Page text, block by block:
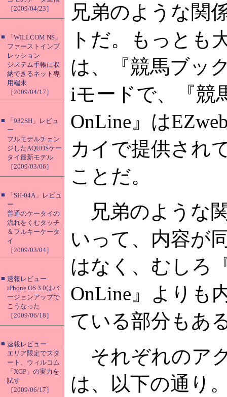
［2009/04/23］
■
「WILLCOM NS」
ファーストインプ
レッション
システム手帳に収
納できるネット専
用端末
［2009/04/17］
■
「932SH」レビュ
ー
フルモデルチェン
ジしたAQUOSケー
タイ最新モデル
［2009/03/06］
■
「SH-04A」レビュ
ー
普通のケータイの
流れをくむタッチ
＆フルキーケータ
イ
［2009/03/04］
■ 速報レビュー
iPhone OS 3.0はバ
ージョンアップで
こうなった
［2009/06/18］
■ 速報レビュー
エリア限定でスタ
ート、ウィルコム
「XGP」の実力を
試す
［2009/06/17］
兄弟のような関
トだ。もっとも
は、『競馬ブッ
iモードで、『競
OnLine』は
カイで提供され
ことだ。
兄弟のような
いって、内容が
はなく、むしろ
OnLine』よりも
ている部分もあ
それぞれのア
は、以下の通り